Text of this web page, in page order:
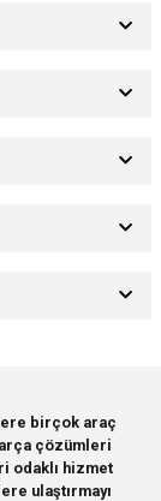
diğer konularda
tarafımıza
birçok araç
çözümleri
odaklı hizmet
ulaştırmayı